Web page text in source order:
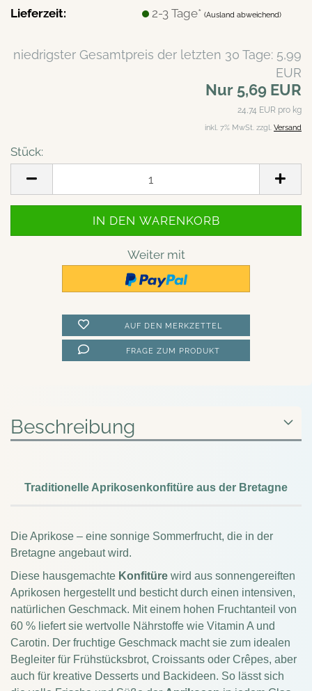
Lieferzeit:
2-3 Tage*(Ausland abweichend)
niedrigster Gesamtpreis der letzten 30 Tage: 5,99
EUR
Nur 5,69 EUR
24,74 EUR pro kg
inkl. 7% MwSt. zzgl. Versand
Stück:
Weiter mit
AUF DEN MERKZETTEL
FRAGE ZUM PRODUKT
Beschreibung
Traditionelle Aprikosenkonfitüre aus der Bretagne
Die Aprikose – eine sonnige Sommerfrucht, die in der
Bretagne angebaut wird.
Diese hausgemachte Konfitüre wird aus sonnengereiften
Aprikosen hergestellt und besticht durch einen intensiven,
natürlichen Geschmack. Mit einem hohen Fruchtanteil von
60 % liefert sie wertvolle Nährstoffe wie Vitamin A und
Carotin. Der fruchtige Geschmack macht sie zum idealen
Begleiter für Frühstücksbrot, Croissants oder Crêpes, aber
auch für kreative Desserts und Backideen. So lässt sich